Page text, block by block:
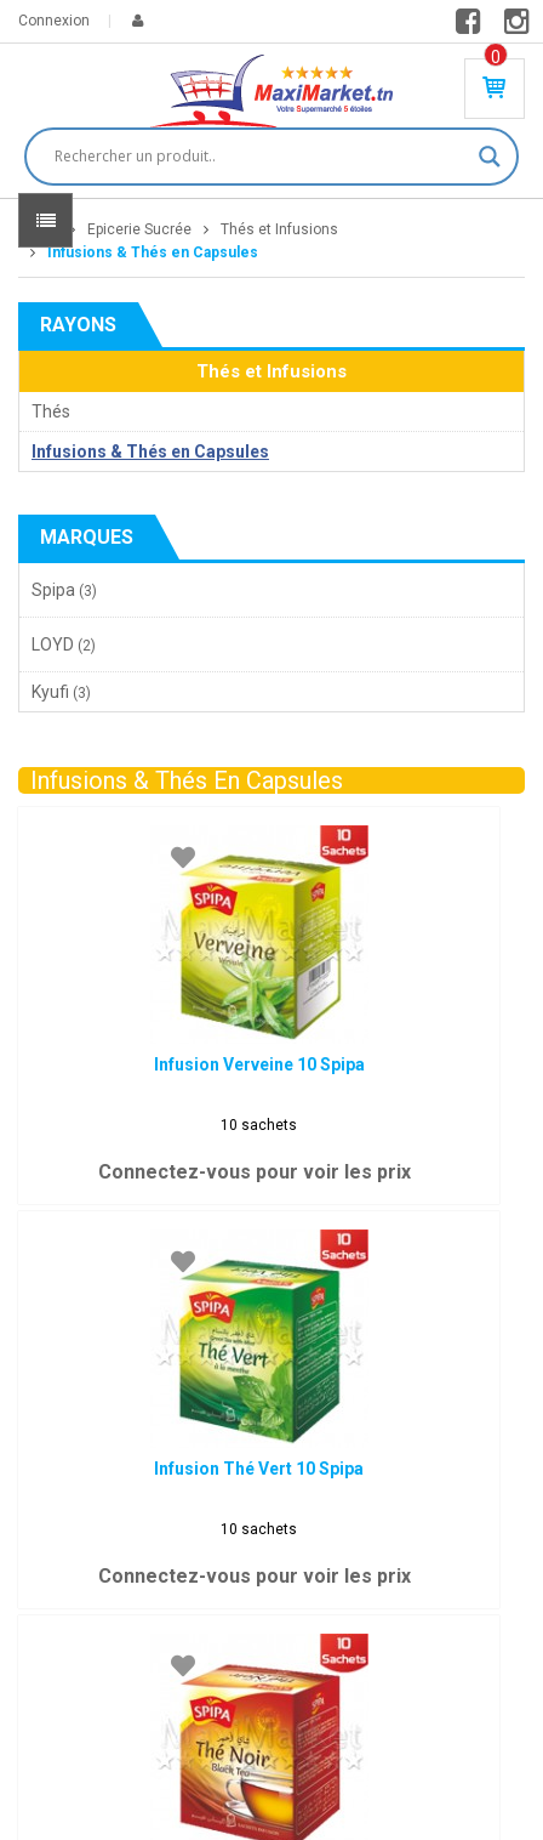
Connexion
0
PR
DU
IT(
S)
Home Epicerie Sucrée
Thés et Infusions
Infusions & Thés en Capsules
RAYONS
Thés et Infusions
Thés
Infusions & Thés en Capsules
MARQUES
Spipa (3)
LOYD (2)
Kyufi (3)
Infusions & Thés En Capsules
Infusion Verveine 10 Spipa
10 sachets
Connectez-vous pour voir les prix
Infusion Thé Vert 10 Spipa
10 sachets
Connectez-vous pour voir les prix